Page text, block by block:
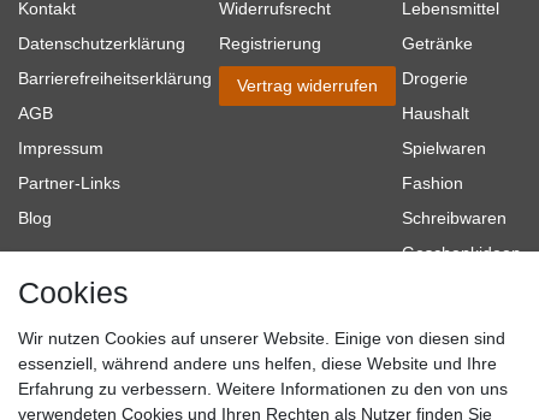
Kontakt
Datenschutzerklärung
Barrierefreiheitserklärung
AGB
Impressum
Partner-Links
Blog
Widerrufsrecht
Registrierung
Vertrag widerrufen
Lebensmittel
Getränke
Drogerie
Haushalt
Spielwaren
Fashion
Schreibwaren
Geschenkideen
Topmarken
SICHER EINKAUFEN WIR AKZEPTIEREN
Cookies
Wir nutzen Cookies auf unserer Website. Einige von diesen sind
essenziell, während andere uns helfen, diese Website und Ihre
Erfahrung zu verbessern. Weitere Informationen zu den von uns
verwendeten Cookies und Ihren Rechten als Nutzer finden Sie